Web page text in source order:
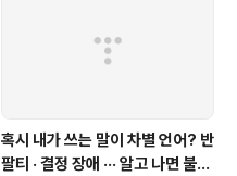
혹시 내가 쓰는 말이 차별 언어? 반
팔티 · 결정 장애 ··· 알고 나면 불편